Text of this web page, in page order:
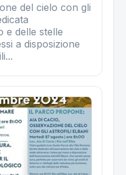
del cielo con gli
e delle stelle
a disposizione